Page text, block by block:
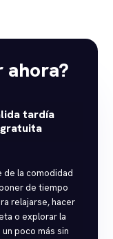
ahora?
tardía
gratuita
de la comodidad
de tiempo
relajarse, hacer
o explorar la
poco más sin